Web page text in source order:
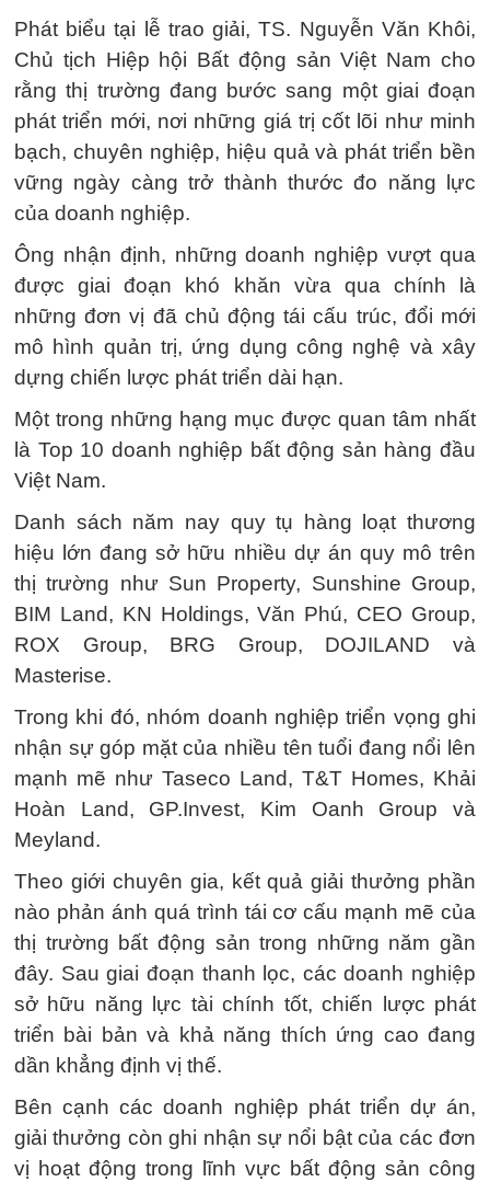
Phát biểu tại lễ trao giải, TS. Nguyễn Văn Khôi,
Chủ tịch Hiệp hội Bất động sản Việt Nam cho
rằng thị trường đang bước sang một giai đoạn
phát triển mới, nơi những giá trị cốt lõi như minh
bạch, chuyên nghiệp, hiệu quả và phát triển bền
vững ngày càng trở thành thước đo năng lực
của doanh nghiệp.
Ông nhận định, những doanh nghiệp vượt qua
được giai đoạn khó khăn vừa qua chính là
những đơn vị đã chủ động tái cấu trúc, đổi mới
mô hình quản trị, ứng dụng công nghệ và xây
dựng chiến lược phát triển dài hạn.
Một trong những hạng mục được quan tâm nhất
là Top 10 doanh nghiệp bất động sản hàng đầu
Việt Nam.
Danh sách năm nay quy tụ hàng loạt thương
hiệu lớn đang sở hữu nhiều dự án quy mô trên
thị trường như Sun Property, Sunshine Group,
BIM Land, KN Holdings, Văn Phú, CEO Group,
ROX Group, BRG Group, DOJILAND và
Masterise.
Trong khi đó, nhóm doanh nghiệp triển vọng ghi
nhận sự góp mặt của nhiều tên tuổi đang nổi lên
mạnh mẽ như Taseco Land, T&T Homes, Khải
Hoàn Land, GP.Invest, Kim Oanh Group và
Meyland.
Theo giới chuyên gia, kết quả giải thưởng phần
nào phản ánh quá trình tái cơ cấu mạnh mẽ của
thị trường bất động sản trong những năm gần
đây. Sau giai đoạn thanh lọc, các doanh nghiệp
sở hữu năng lực tài chính tốt, chiến lược phát
triển bài bản và khả năng thích ứng cao đang
dần khẳng định vị thế.
Bên cạnh các doanh nghiệp phát triển dự án,
giải thưởng còn ghi nhận sự nổi bật của các đơn
vị hoạt động trong lĩnh vực bất động sản công